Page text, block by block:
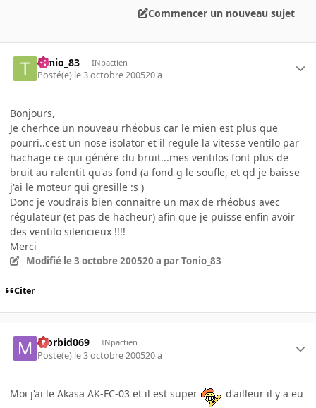
Commencer un nouveau sujet
Tonio_83 INpactien
Posté(e) le 3 octobre 200520 a
Bonjours,
Je cherhce un nouveau rhéobus car le mien est plus que
pourri..c'est un nose isolator et il regule la vitesse ventilo par
hachage ce qui génére du bruit...mes ventilos font plus de
bruit au ralentit qu'as fond (a fond g le soufle, et qd je baisse
j'ai le moteur qui gresille :s )
Donc je voudrais bien connaitre un max de rhéobus avec
régulateur (et pas de hacheur) afin que je puisse enfin avoir
des ventilo silencieux !!!!
Merci
Modifié le 3 octobre 200520 a par Tonio_83
Citer
Morbid069 INpactien
Posté(e) le 3 octobre 200520 a
Moi j'ai le Akasa AK-FC-03 et il est super
d'ailleur il y a eu